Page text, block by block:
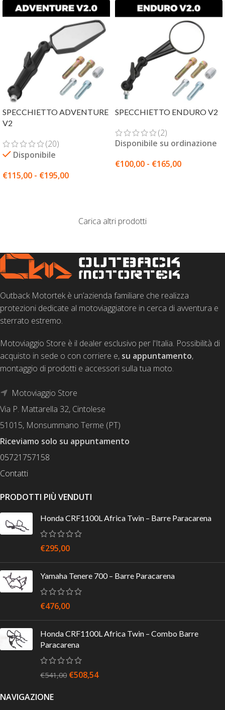
SPECCHIETTO ADVENTURE
V2
(20)
Disponibile
€115,00 - €195,00
SPECCHIETTO ENDURO V2
(2)
Disponibile su ordinazione
€100,00 - €165,00
Carica altri prodotti
Outback Motortek è un’azienda familiare che realizza
protezioni dedicate al motoviaggiatore in cerca di avventura e
sterrato estremo.
Motoviaggio Store è il dealer esclusivo per l'Italia. Possibilità di
acquisto in sede o con corriere e, su appuntamento,
montaggio di prodotti e accessori sulla tua moto.
Motoviaggio Store
Via P. Mattarella 32, Cintolese
51015, Monsummano Terme (PT)
Riceviamo solo su appuntamento
05721757158
Contatti
PRODOTTI PIÙ VENDUTI
Honda CRF1100L Africa Twin – Barre Paracarena
€295,00
Yamaha Tenere 700 – Barre Paracarena
€476,00
Honda CRF1100L Africa Twin – Combo Barre
Paracarena
€541,00 €508,54
NAVIGAZIONE